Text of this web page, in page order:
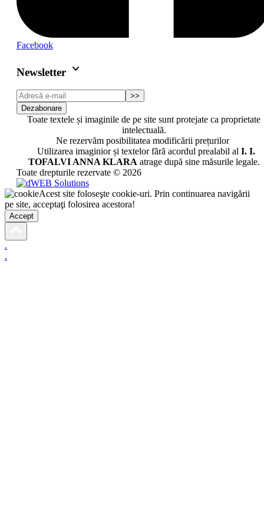
Facebook
Newsletter keyboard_arrow_down
>>
Dezabonare
Toate textele și imaginile de pe site sunt protejate ca proprietate
intelectuală.
Ne rezervăm posibilitatea modificării prețurilor
Utilizarea imaginior și textelor fără acordul prealabil al I. I.
TOFALVI ANNA KLARA atrage după sine măsurile legale.
Toate drepturile rezervate © 2026
Acest site foloseşte cookie-uri. Prin continuarea navigării
pe site, acceptaţi folosirea acestora!
Accept
.
.